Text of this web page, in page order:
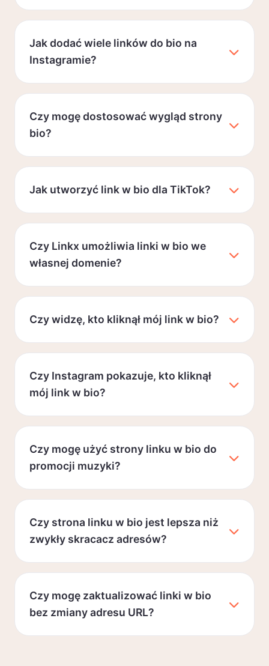
Jak dodać wiele linków do bio na
Instagramie?
Czy mogę dostosować wygląd strony
bio?
Jak utworzyć link w bio dla TikTok?
Czy Linkx umożliwia linki w bio we
własnej domenie?
Czy widzę, kto kliknął mój link w bio?
Czy Instagram pokazuje, kto kliknął
mój link w bio?
Czy mogę użyć strony linku w bio do
promocji muzyki?
Czy strona linku w bio jest lepsza niż
zwykły skracacz adresów?
Czy mogę zaktualizować linki w bio
bez zmiany adresu URL?